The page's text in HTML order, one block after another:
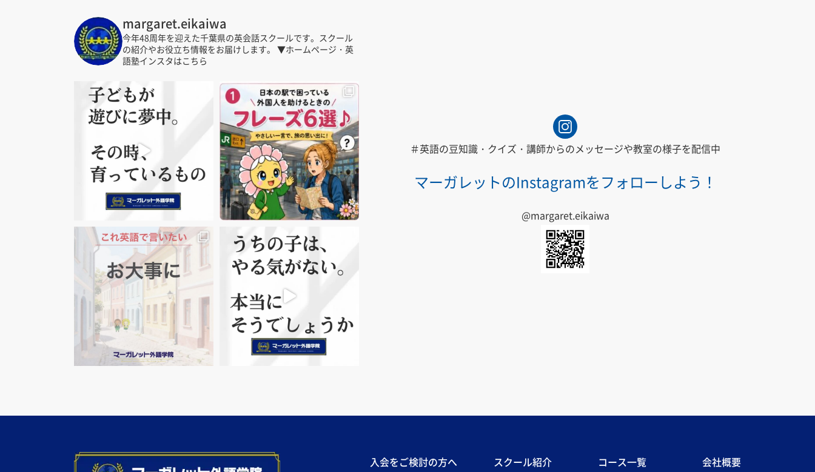
＃英語の豆知識・クイズ・講師からの メッセージや教室の様子を配信中
マーガレットのInstagramをフォローしよう！
@margaret.eikaiwa
margaret.eikaiwa
今年48周年を迎えた千葉県の英会話スクールです。スクール
の紹介やお役立ち情報をお届けします。 ▼ホームページ・英
語塾インスタはこちら
入会をご検討の方へ スクール紹介 コース一覧 会社概要